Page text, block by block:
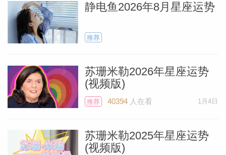
潮。在六月，你仍会受到这轮满月的影响，
直到6月5日。
土星位于你的第五宫真爱宫，未来一段时间
也将继续如此，这对这次满月极为有利，因
此你似乎对目前的发展感到满意。土星是带
人建立牢固关系，尤其是像这次满月的和谐
状况。
静电鱼2026年8月星座运势
推荐
苏珊米勒2026年星座运势
(视频版)
推荐 40394人在看 1月4日
苏珊米勒2025年星座运势
(视频版)